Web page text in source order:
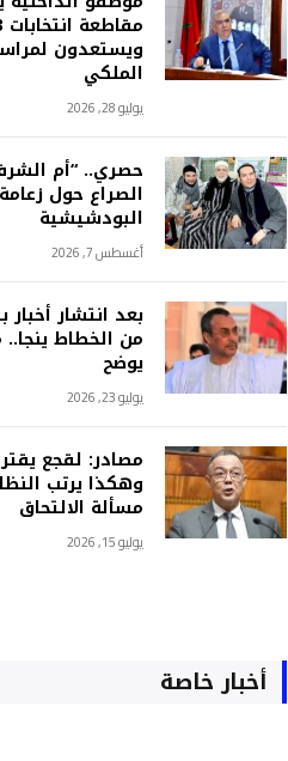
ويستعدون
الملكي
يوليو 28, 2026
حصري.. “أم
الصراع حول
البودشيشية
أغسطس 7, 2026
بعد انتشار
من الخطاط
يوضح
يوليو 23, 2026
مصادر: لقجع
وهكذا يرتب
مسألة الالتحاق
يوليو 15, 2026
أخبار خاصة